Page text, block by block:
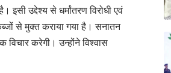
उद्देश्य से धर्मांतरण विरोधी एवं
से मुक्त कराया गया है। सनातन
करेगी। उन्होंने विश्वास